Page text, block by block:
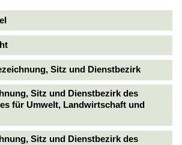
Sitz und Dienstbezirk
Sitz und Dienstbezirk des
für Umwelt, Landwirtschaft und
Sitz und Dienstbezirk des